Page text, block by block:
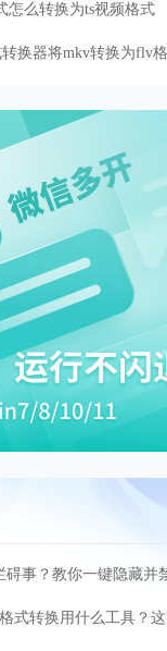
怎么转换为ts视频格式
换器将mkv转换为flv
碍事？教你一键隐藏并
式转换用什么工具？